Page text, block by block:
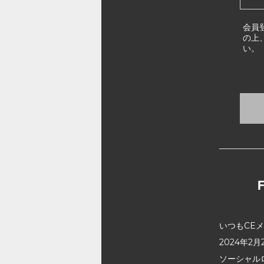
会員
の上
い。
いつもCE
2024年2月
ソーシャ